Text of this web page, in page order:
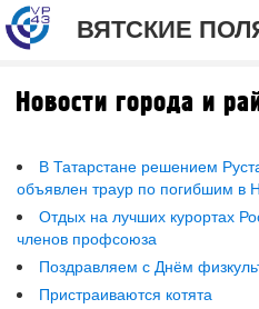
ВЯТСКИЕ
Новости города и
В Татарстане решением
объявлен траур по погибшим в
Отдых на лучших курортах
членов профсоюза
Поздравляем с Днём
Пристраиваются котята